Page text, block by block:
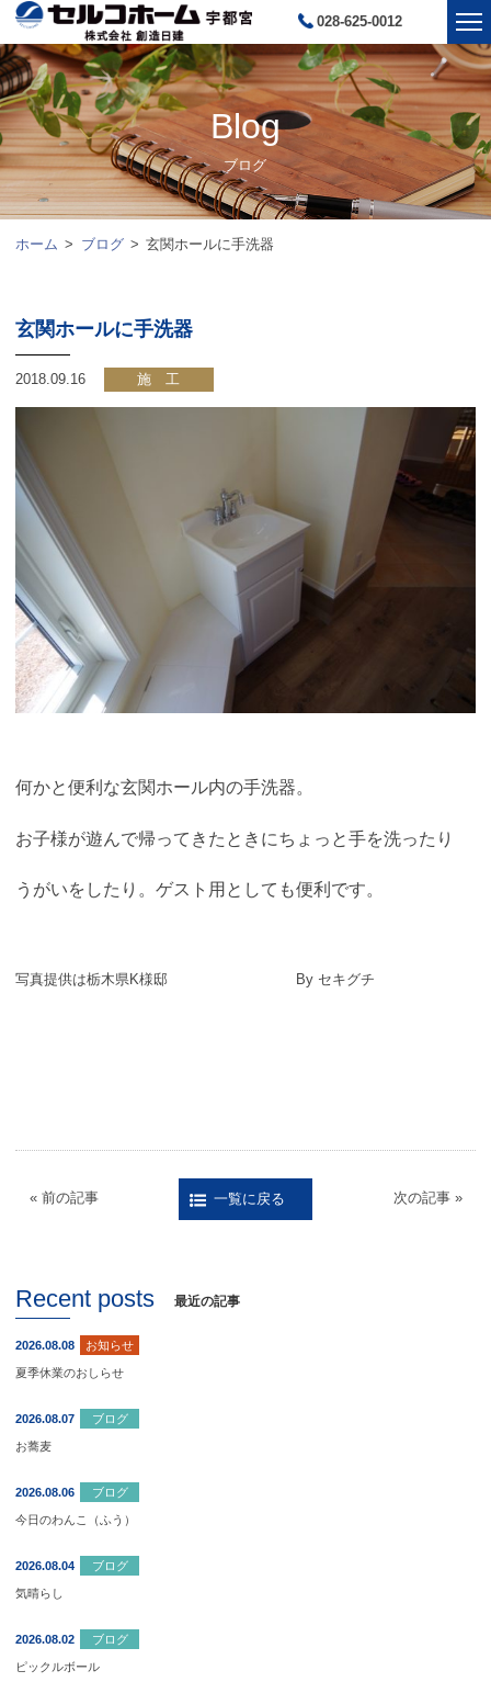
028-625-0012
Blog
ブログ
ホーム ブログ 玄関ホールに手洗器
玄関ホールに手洗器
2018.09.16 施 工
何かと便利な玄関ホール内の手洗器。
お子様が遊んで帰ってきたときにちょっと手を洗ったり
うがいをしたり。ゲスト用としても便利です。
写真提供は栃木県K様邸 By セキグチ
« 前の記事 一覧に戻る 次の記事 »
Recent posts 最近の記事
2026.08.08 お知らせ
夏季休業のおしらせ
2026.08.07 ブログ
お蕎麦
2026.08.06 ブログ
今日のわんこ（ふう）
2026.08.04 ブログ
気晴らし
2026.08.02 ブログ
ピックルボール